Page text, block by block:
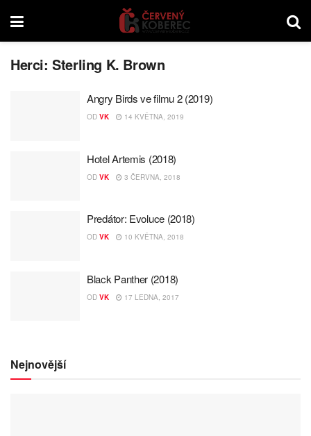
Herci:Sterling K. Brown
Angry Birds ve filmu 2 (2019)
OD VK 14 KVĚTNA, 2019
Hotel Artemis (2018)
OD VK 3 ČERVNA, 2018
Predátor: Evoluce (2018)
OD VK 10 KVĚTNA, 2018
Black Panther (2018)
OD VK 17 LEDNA, 2017
Nejnovější